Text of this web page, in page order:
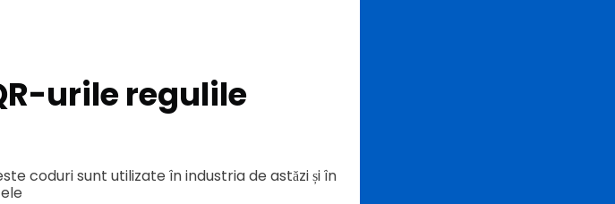
urile regulile
coduri sunt utilizate în industria de astăzi și în